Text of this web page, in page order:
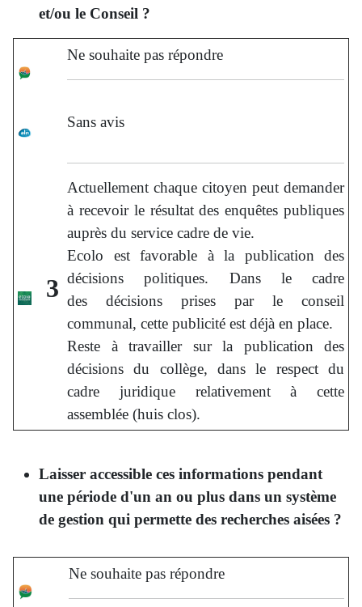
et/ou le Conseil ?
Ne souhaite pas répondre
Sans avis
3
Actuellement chaque citoyen peut demander
à recevoir le résultat des enquêtes publiques
auprès du service cadre de vie.
Ecolo est favorable à la publication des
décisions politiques. Dans le cadre
des décisions prises par le conseil
communal, cette publicité est déjà en place.
Reste à travailler sur la publication des
décisions du collège, dans le respect du
cadre juridique relativement à cette
assemblée (huis clos).
Laisser accessible ces informations pendant
une période d'un an ou plus dans un système
de gestion qui permette des recherches aisées ?
Ne souhaite pas répondre